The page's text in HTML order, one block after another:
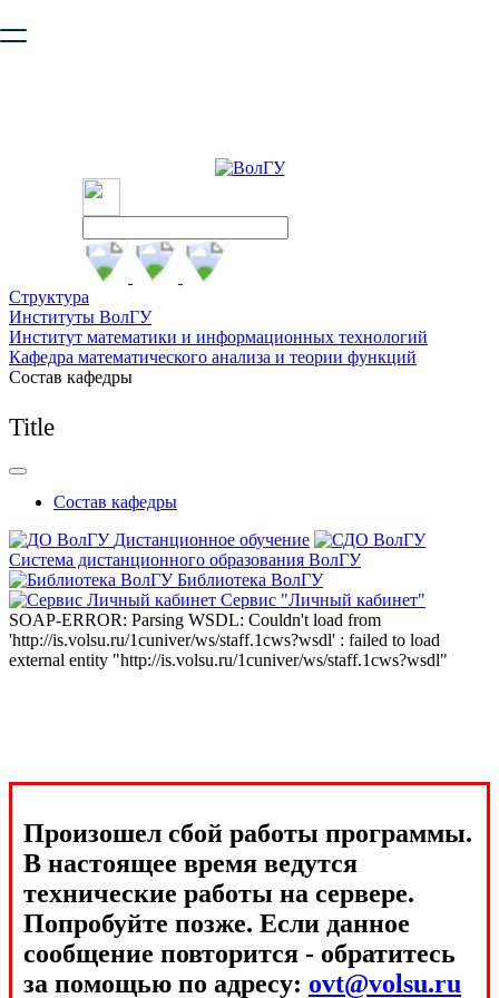
безопасную работу с сайтом. Пожалуйста
Структура
Институты ВолГУ
Институт математики и информационных технологий
Кафедра математического анализа и теории функций
Состав кафедры
Title
Состав кафедры
Дистанционное обучение
Система дистанционного образования ВолГУ
Библиотека ВолГУ
Сервис "Личный кабинет"
SOAP-ERROR: Parsing WSDL: Couldn't load from
'http://is.volsu.ru/1cuniver/ws/staff.1cws?wsdl' : failed to load
external entity "http://is.volsu.ru/1cuniver/ws/staff.1cws?wsdl"
Произошел сбой работы программы.
В настоящее время ведутся
технические работы на сервере.
Попробуйте позже. Если данное
сообщение повторится - обратитесь
за помощью по адресу: ovt@volsu.ru